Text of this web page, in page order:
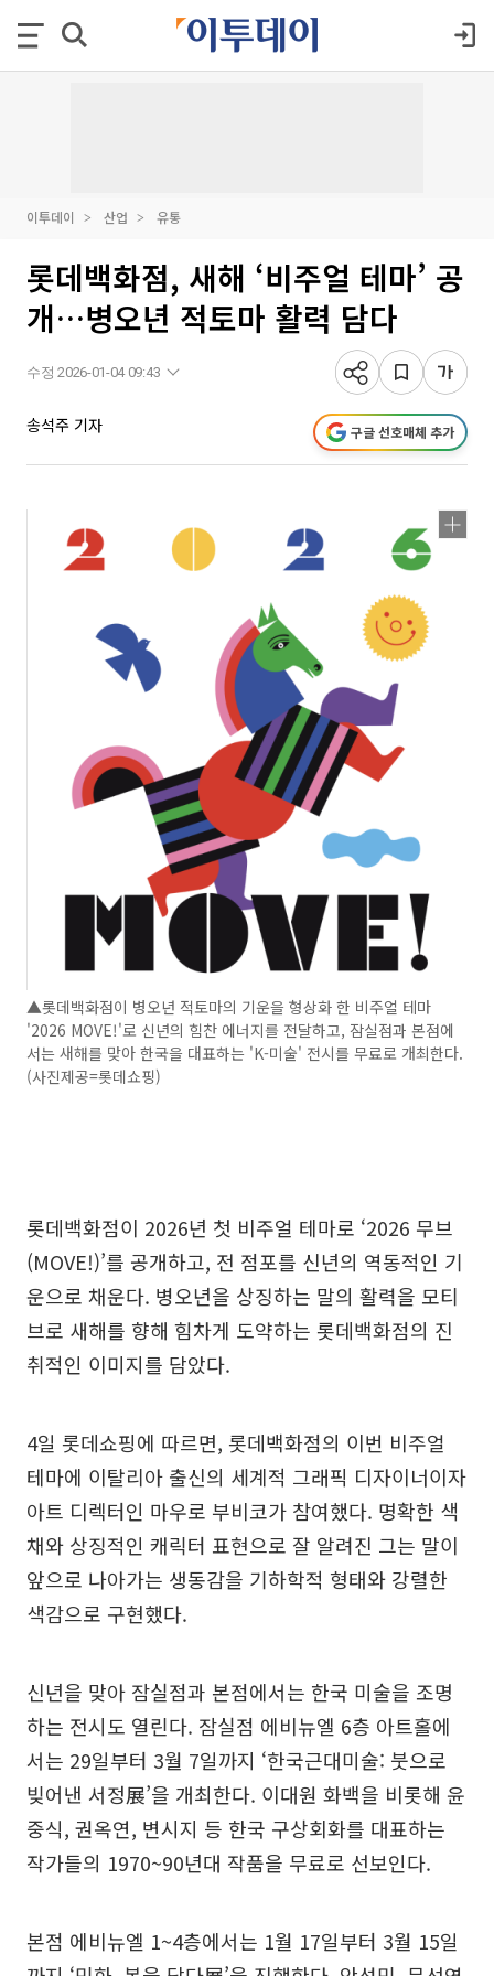
이투데이 산업 유통
롯데백화점, 새해 ‘비주얼 테마’ 공
개…병오년 적토마 활력 담다
수정 2026-01-04 09:43
송석주 기자 구글 선호매체 추가
▲롯데백화점이 병오년 적토마의 기운을 형상화 한 비주얼 테마
'2026 MOVE!'로 신년의 힘찬 에너지를 전달하고, 잠실점과 본점에
서는 새해를 맞아 한국을 대표하는 'K-미술' 전시를 무료로 개최한다.
(사진제공=롯데쇼핑)
롯데백화점이 2026년 첫 비주얼 테마로 ‘2026 무브
(MOVE!)’를 공개하고, 전 점포를 신년의 역동적인 기
운으로 채운다. 병오년을 상징하는 말의 활력을 모티
브로 새해를 향해 힘차게 도약하는 롯데백화점의 진
취적인 이미지를 담았다.
4일 롯데쇼핑에 따르면, 롯데백화점의 이번 비주얼
테마에 이탈리아 출신의 세계적 그래픽 디자이너이자
아트 디렉터인 마우로 부비코가 참여했다. 명확한 색
채와 상징적인 캐릭터 표현으로 잘 알려진 그는 말이
앞으로 나아가는 생동감을 기하학적 형태와 강렬한
색감으로 구현했다.
신년을 맞아 잠실점과 본점에서는 한국 미술을 조명
하는 전시도 열린다. 잠실점 에비뉴엘 6층 아트홀에
서는 29일부터 3월 7일까지 ‘한국근대미술: 붓으로
빚어낸 서정展’을 개최한다. 이대원 화백을 비롯해 윤
중식, 권옥연, 변시지 등 한국 구상회화를 대표하는
작가들의 1970~90년대 작품을 무료로 선보인다.
본점 에비뉴엘 1~4층에서는 1월 17일부터 3월 15일